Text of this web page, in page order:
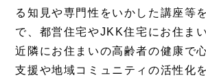
る知見や専門性をいかした講座等
で、都営住宅やJKK住宅にお住ま
近隣にお住まいの高齢者の健康で
支援や地域コミュニティの活性化